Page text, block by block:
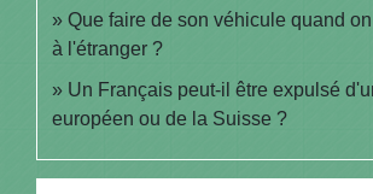
Que faire de son véhicule quand
à l'étranger ?
Un Français peut-il être expulsé
européen ou de la Suisse ?